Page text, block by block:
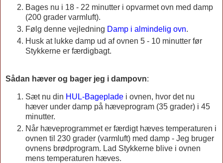
Bages nu i 18 - 22 minutter i opvarmet ovn med damp
(200 grader varmluft).
Følg denne vejledning Damp i almindelig ovn.
Husk at lukke damp ud af ovnen 5 - 10 minutter før
Stykkerne er færdigbagt.
Sådan hæver og bager jeg i dampovn:
Sæt nu din HUL-Bageplade i ovnen, hvor det nu
hæver under damp på hæveprogram (35 grader) i 45
minutter.
Når hæveprogrammet er færdigt hæves temperaturen i
ovnen til 230 grader (varmluft) med damp - Jeg bruger
ovnens brødprogram. Lad Stykkerne blive i ovnen
mens temperaturen hæves.